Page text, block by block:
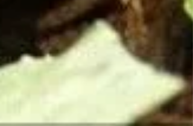
alle Standorte. Vielfalt und Pracht im Garten und
am Teller durch "Spinat" ...